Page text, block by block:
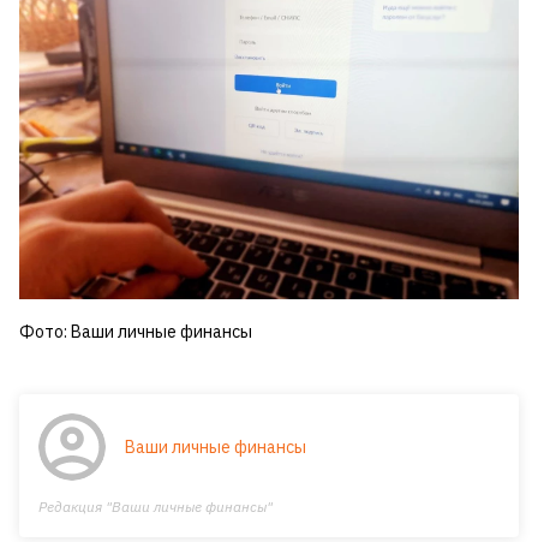
Фото: Ваши личные финансы
Ваши личные финансы
Редакция "Ваши личные финансы"